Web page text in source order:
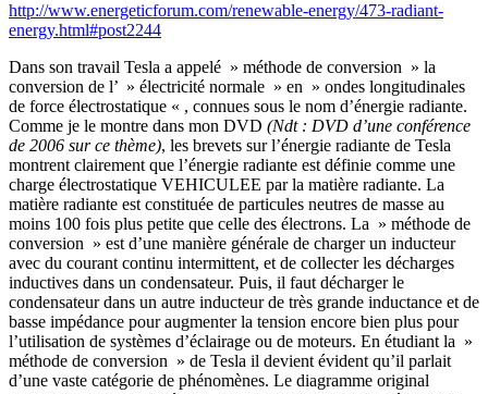
http://www.energeticforum.com/renewable-energy/473-radiant-
energy.html#post2244
Dans son travail Tesla a appelé » méthode de conversion » la
conversion de l’ » électricité normale » en » ondes longitudinales
de force électrostatique « , connues sous le nom d’énergie radiante.
Comme je le montre dans mon DVD (Ndt : DVD d’une conférence
de 2006 sur ce thème), les brevets sur l’énergie radiante de Tesla
montrent clairement que l’énergie radiante est définie comme une
charge électrostatique VEHICULEE par la matière radiante. La
matière radiante est constituée de particules neutres de masse au
moins 100 fois plus petite que celle des électrons. La » méthode de
conversion » est d’une manière générale de charger un inducteur
avec du courant continu intermittent, et de collecter les décharges
inductives dans un condensateur. Puis, il faut décharger le
condensateur dans un autre inducteur de très grande inductance et de
basse impédance pour augmenter la tension encore bien plus pour
l’utilisation de systèmes d’éclairage ou de moteurs. En étudiant la »
méthode de conversion » de Tesla il devient évident qu’il parlait
d’une vaste catégorie de phénomènes. Le diagramme original